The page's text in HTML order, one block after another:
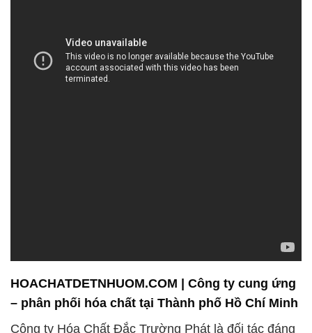
Công ty Hóa Chất Đắc Trường Phát là đối tác đáng
tin cậy cho các công ty và doanh nghiệp trong
ngành công nghiệp hóa chất. Với đội ngũ nhân viên
giàu kinh nghiệm, chúng tôi luôn sẵn sàng lắng
nghe mọi yêu cầu của khách hàng và tư vấn về các